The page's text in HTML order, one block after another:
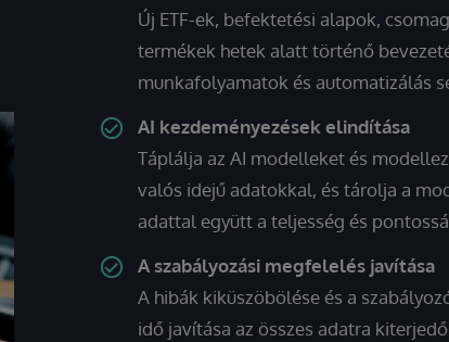
Új ETF-ek, befektetési alapok,
termékek hetek alatt történő
munkafolyamatok és automatizálás
AI kezdeményezések elindítása
Táplálja az AI modelleket és
valós idejű adatokkal, és tárolja a
adattal együtt a teljesség és
A szabályozási megfelelés javítása
A hibák kiküszöbölése és a
idő javítása az összes adatra